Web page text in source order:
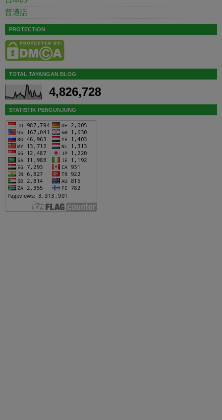
普通話
PROTECTION
TOTAL TAYANGAN BLOG
4,826,728
STATISTIK PENGUNJUNG